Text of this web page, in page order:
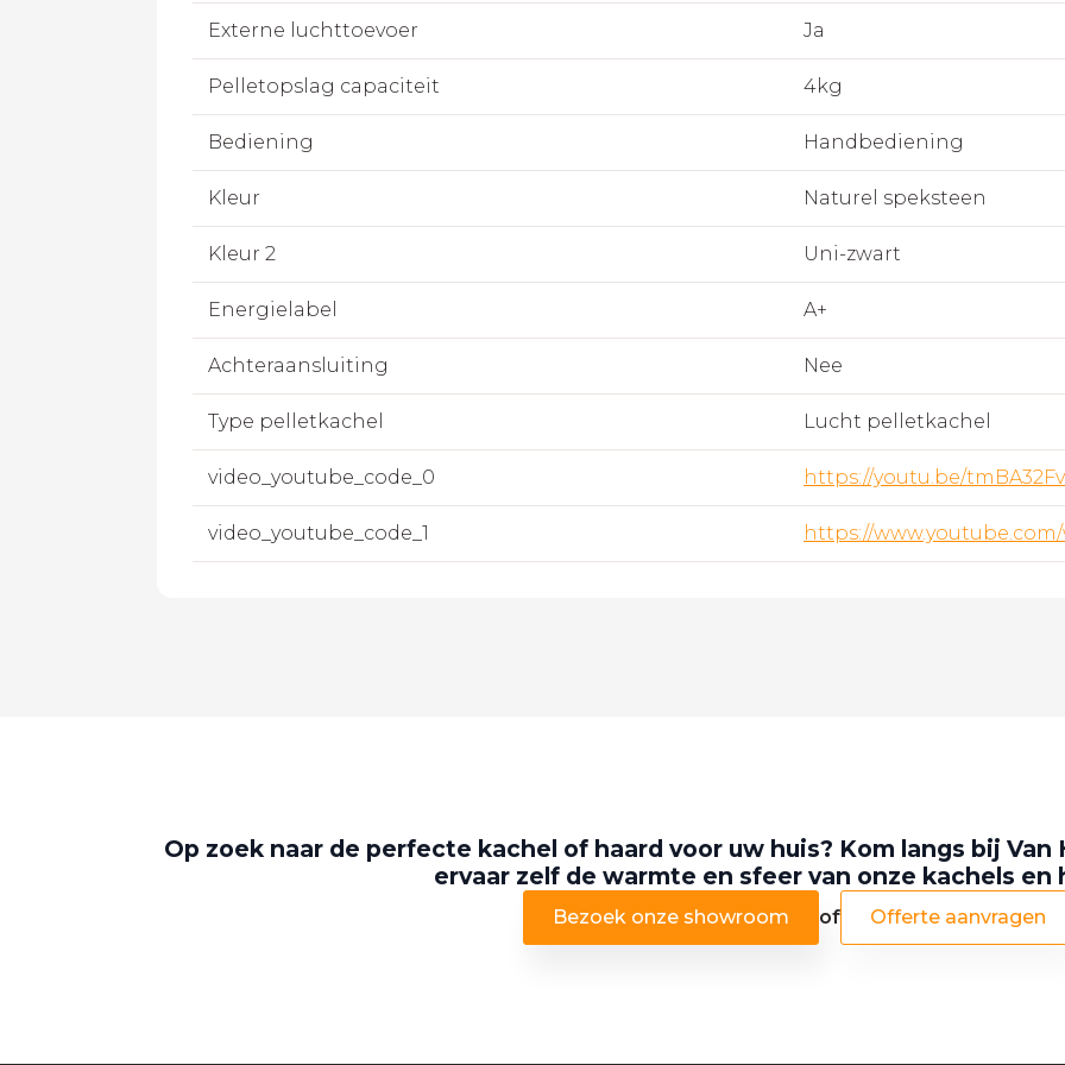
Externe luchttoevoer Ja
Pelletopslag capaciteit 4kg
Bediening Handbediening
Kleur Naturel speksteen
Kleur 2 Uni-zwart
Energielabel A+
Achteraansluiting Nee
Type pelletkachel Lucht pelletkachel
video_youtube_code_0 https://youtu.be/
video_youtube_code_1 https://
Op zoek naar de perfecte kachel of haard voor uw huis? Kom langs bij Van
ervaar zelf de warmte en sfeer van onze kachels en
Bezoek onze showroom of Offerte aanvragen